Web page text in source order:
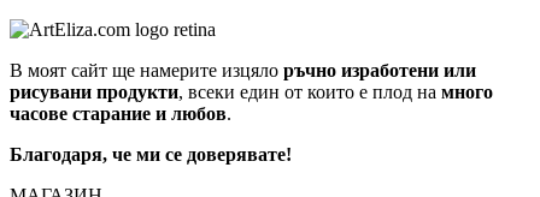
В моят сайт ще намерите изцяло ръчно изработени или
рисувани продукти, всеки един от които е плод на много
часове старание и любов.
Благодаря, че ми се доверявате!